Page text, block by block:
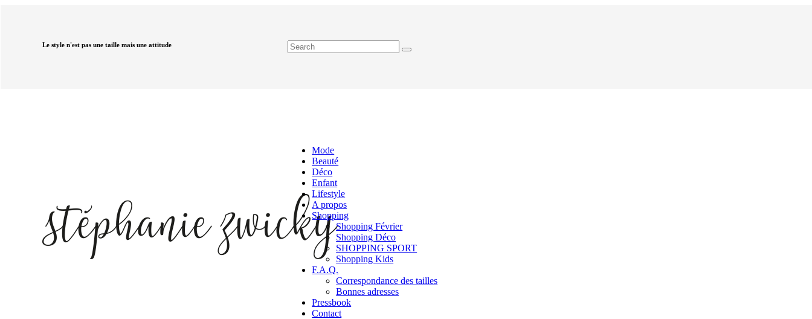
Le style n'est pas une taille mais une attitude
Mode
Beauté
Déco
Enfant
Lifestyle
A propos
Shopping
Shopping Février
Shopping Déco
SHOPPING SPORT
Shopping Kids
F.A.Q.
Correspondance des tailles
Bonnes adresses
Pressbook
Contact